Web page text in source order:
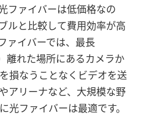
ファイバーは低価格なの
ルと比較して費用効率が高
ァイバーでは、最長
離れた場所にあるカメラか
損なうことなくビデオを送
アリーナなど、大規模な野
光ファイバーは最適です。